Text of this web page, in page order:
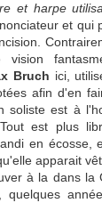
et harpe
et
vision
Bruch ici,
afin d'en
soliste est à
est plus
en écosse,
apparait
à la dans la
quelques